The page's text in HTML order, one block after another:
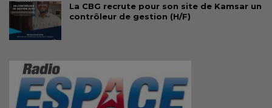
La CBG recrute pour son site de Kamsar un
contrôleur de gestion (H/F)